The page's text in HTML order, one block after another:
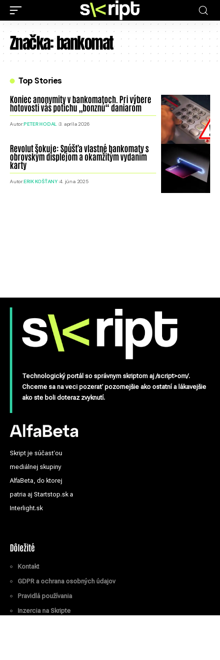
Značka:bankomat
Top Stories
Koniec anonymity v bankomatoch. Pri výbere
hotovosti vás potichu „bonznú“ daniarom
Autor:PETER HODAL 3. apríla 2026
Revolut šokuje: Spúšťa vlastné bankomaty s
obrovským displejom a okamžitým vydaním
karty
Autor:ERIK KOŠŤANY 4. júna 2025
Technologický portál so správnym skriptom aj /script>om/.
Chceme sa na veci pozerať pozornejšie ako ostatní a lákavejšie
ako ste boli doteraz zvyknutí.
Skript je súčasťou
mediálnej skupiny
AlfaBeta, do ktorej
patria aj Startstop.sk a
Interlight.sk
Dôležité
Kontakt
GDPR a ochrana osobných údajov
Pravidlá používania
Inzercia na Skripte